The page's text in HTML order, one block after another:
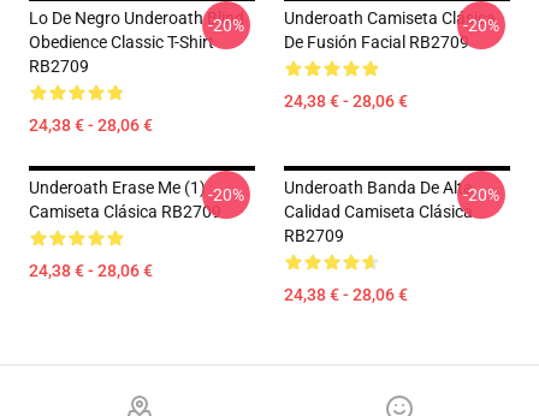
Lo De Negro Underoath Blind
Obedience Classic T-Shirt
RB2709
24,38 € - 28,06 €
-20%
Underoath Camiseta Clásica
De Fusión Facial RB2709
24,38 € - 28,06 €
-20%
Underoath Erase Me (1)
Camiseta Clásica RB2709
24,38 € - 28,06 €
-20%
Underoath Banda De Alta
Calidad Camiseta Clásica
RB2709
24,38 € - 28,06 €
-20%